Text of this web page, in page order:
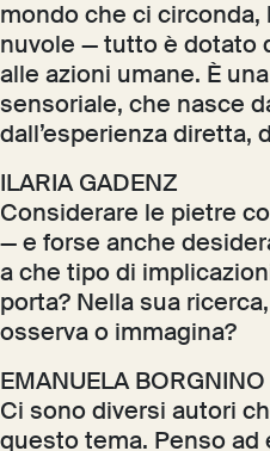
mondo che ci circonda,
nuvole — tutto è dotato
alle azioni umane. È
sensoriale, che nasce
dall’esperienza diretta,
ILARIA GADENZ
Considerare le pietre
— e forse anche
a che tipo di
porta? Nella sua
osserva o immagina?
EMANUELA BORGNINO
Ci sono diversi autori
questo tema. Penso ad